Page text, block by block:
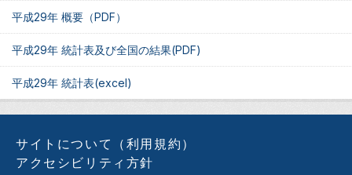
平成29年 概要（PDF）
平成29年 統計表及び全国の結果(PDF)
平成29年 統計表(excel)
サイトについて（利用規約）
アクセシビリティ方針